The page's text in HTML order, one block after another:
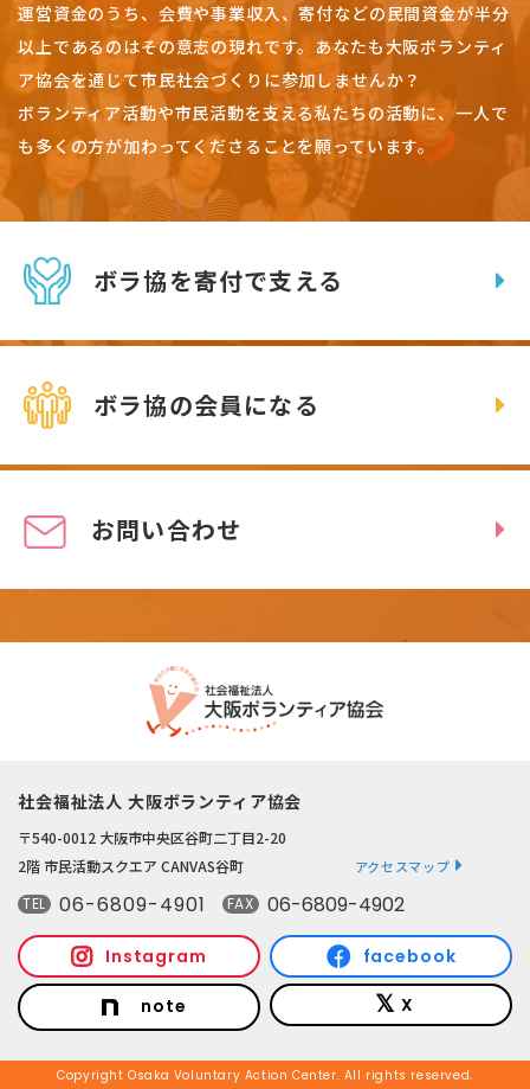
運営資金のうち、会費や事業収入、寄付などの民間資金が半分
以上であるのはその意志の現れです。 あなたも大阪ボランティ
ア協会を通じて市民社会づくりに参加しませんか？
ボランティア活動や市民活動を支える私たちの活動に、一人で
も多くの方が加わってくださることを願っています。
ボラ協を寄付で支える
ボラ協の会員になる
お問い合わせ
社会福祉法人 大阪ボランティア協会
〒540-0012 大阪市中央区谷町二丁目2-20
2階 市民活動スクエア CANVAS谷町
アクセスマップ
TEL 06-6809-4901 FAX 06-6809-4902
Instagram facebook
note X
Copyright Osaka Voluntary Action Center. All rights reserved.